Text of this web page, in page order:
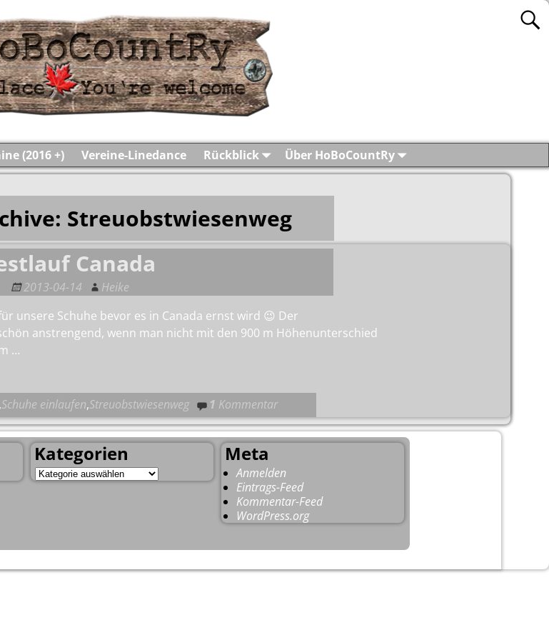
(2016 +) Vereine-Linedance Rückblick Über HoBoCountRy
Streuobstwiesenweg
Canada
2013-04-14
Heike
unsere Schuhe bevor es in Canada ernst wird 😉 Der
anstrengend, wenn man nicht mit den 900 m Höhenunterschied
…
Schuhe einlaufen,Streuobstwiesenweg 1 Kommentar
Kategorien Meta
Anmelden
Eintrags-Feed
Kommentar-Feed
WordPress.org